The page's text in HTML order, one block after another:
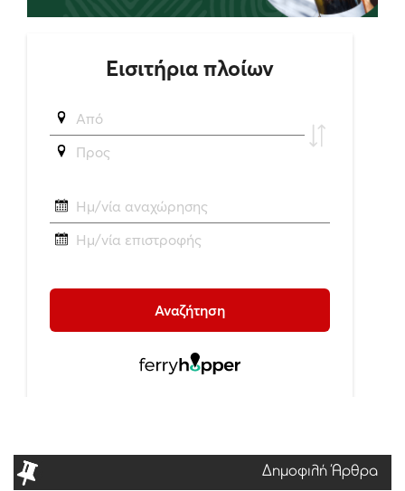
Δημοφιλή Άρθρα